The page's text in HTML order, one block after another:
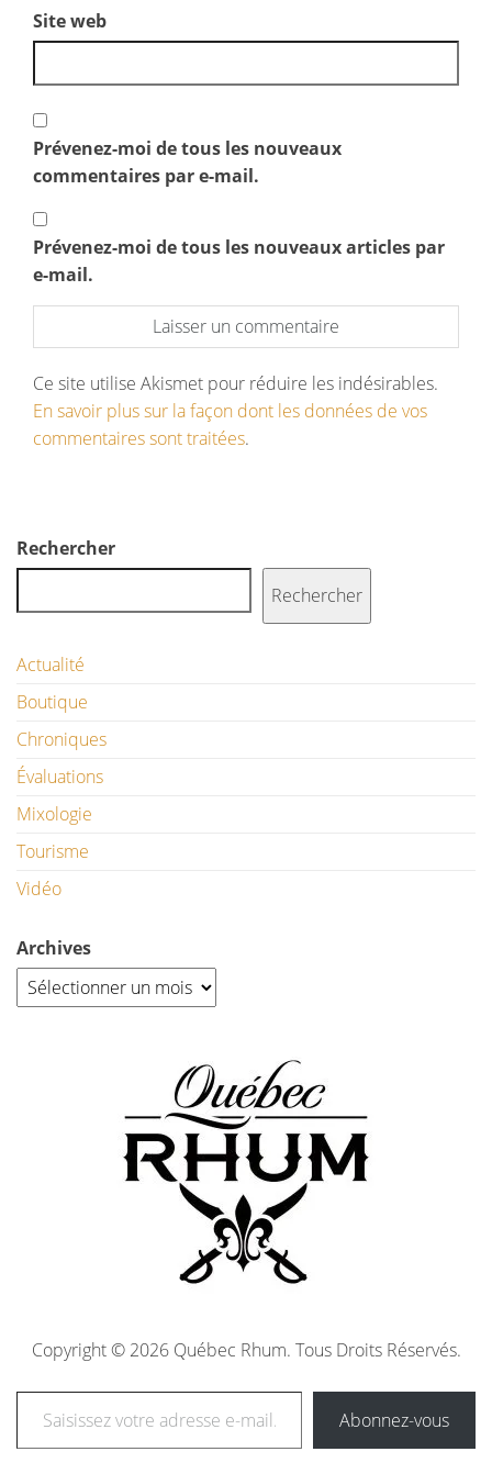
Site web
Prévenez-moi de tous les nouveaux
commentaires par e-mail.
Prévenez-moi de tous les nouveaux articles par
e-mail.
Ce site utilise Akismet pour réduire les indésirables.
En savoir plus sur la façon dont les données de vos
commentaires sont traitées.
Rechercher
Rechercher
Actualité
Boutique
Chroniques
Évaluations
Mixologie
Tourisme
Vidéo
Archives
Copyright © 2026 Québec Rhum. Tous Droits Réservés.
Abonnez-vous